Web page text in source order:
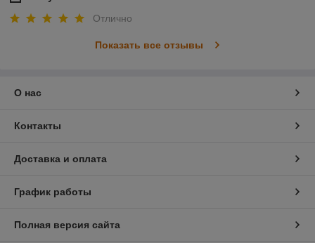
Отлично
Показать все отзывы
О нас
Контакты
Доставка и оплата
График работы
Полная версия сайта